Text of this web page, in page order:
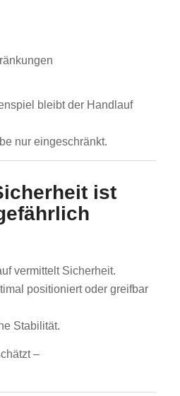
bleibt der Handlauf
nur eingeschränkt.
ist
vermittelt Sicherheit.
positioniert oder greifbar
Stabilität.
–